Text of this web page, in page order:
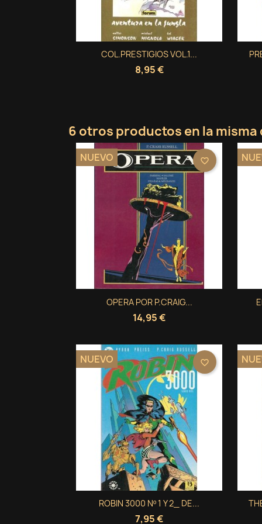
COL.PRESTIGIOS VOL.1...
8,95 €
Vista rápida
6 otros productos en la
OPERA POR P.CRAIG...
14,95 €
NUEVO
Vista rápida
favorite_border
ROBIN 3000 Nº 1 Y 2_ DE...
7,95 €
NUEVO
Vista rápida
favorite_border